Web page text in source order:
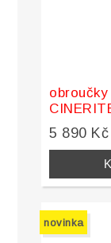
5 890
novinka